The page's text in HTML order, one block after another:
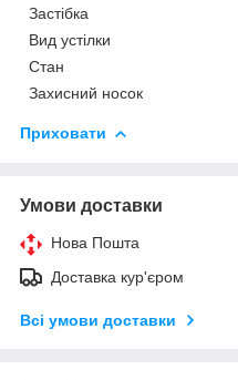
Застібка
Вид устілки
Стан
Захисний носок
Приховати
Умови доставки
Нова Пошта
Доставка кур'єром
Всі умови доставки